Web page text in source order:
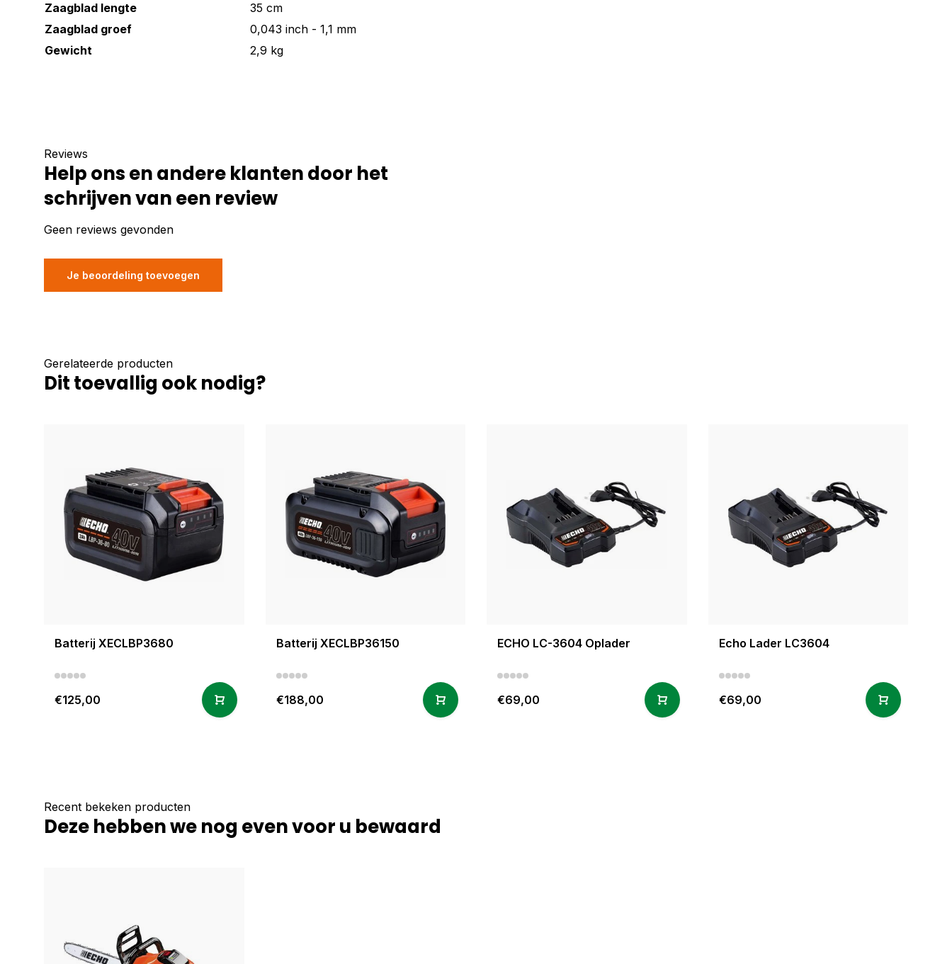
Zaagblad lengte
35 cm
Zaagblad groef
0,043 inch - 1,1 mm
Gewicht
2,9 kg
Reviews
Help ons en andere klanten door het
schrijven van een review
Geen reviews gevonden
Je beoordeling toevoegen
Gerelateerde producten
Dit toevallig ook nodig?
Batterij XECLBP3680
€125,00
Batterij XECLBP36150
€188,00
ECHO LC-3604 Oplader
€69,00
Echo Lader LC3604
€69,00
Recent bekeken producten
Deze hebben we nog even voor u bewaard